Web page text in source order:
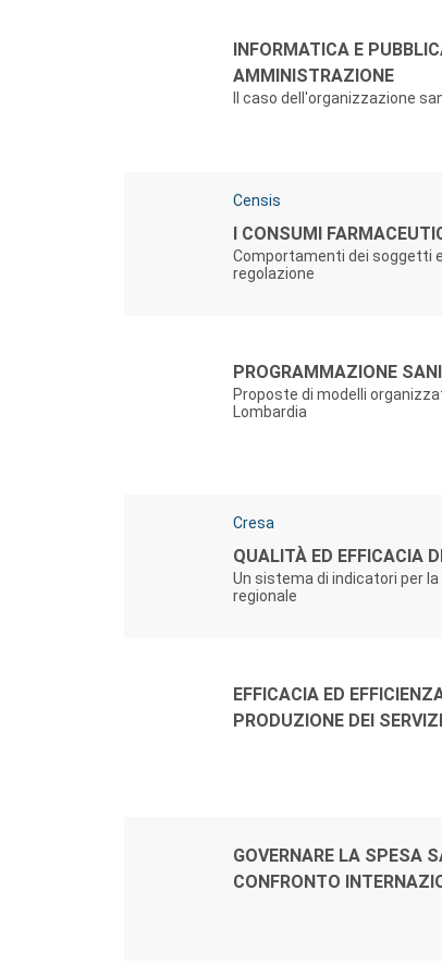
Autori:
Titolo:
INFORMATICA E
AMMINISTRAZIONE
Il caso dell'organizzazione
Autori:
Censis
Titolo:
I CONSUMI
Comportamenti dei soggetti
regolazione
Autori:
Titolo:
PROGRAMMAZIONE
Proposte di modelli
Lombardia
Autori:
Cresa
Titolo:
QUALITÀ ED EFFICACIA
Un sistema di indicatori per
regionale
Autori:
Titolo:
EFFICACIA ED
PRODUZIONE DEI
Autori:
Titolo:
GOVERNARE LA SPESA
CONFRONTO